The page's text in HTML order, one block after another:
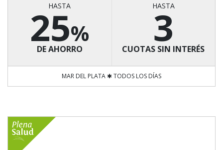
HASTA
25%
DE AHORRO
HASTA
3
CUOTAS SIN INTERÉS
MAR DEL PLATA ✱ TODOS LOS DÍAS